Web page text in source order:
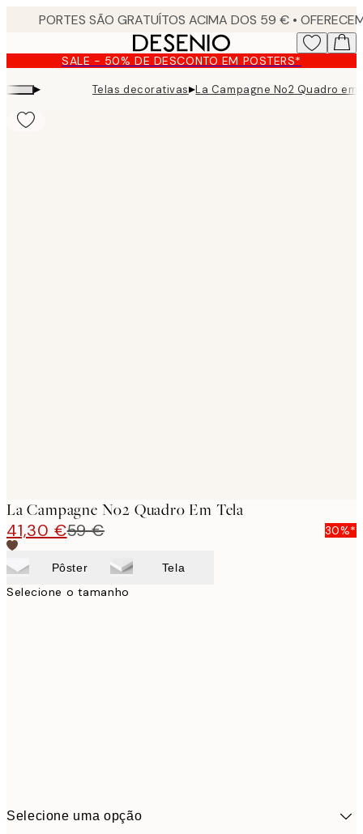
content. SALE - 50% DE DESCONTO EM POSTERS*
▸ Telas decorativas▸La Campagne No2 Quadro em
La Campagne No2 Quadro Em Tela
41,30 €59 € 30%*
Pôster Tela
Selecione o tamanho
Selecione uma opção